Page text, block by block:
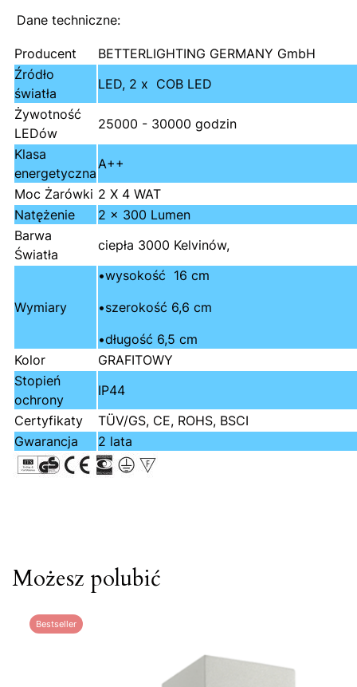
Dane techniczne:
Producent
BETTERLIGHTING GERMANY GmbH
Źródło
światła
LED, 2 x COB LED
Żywotność
LEDów
25000 - 30000 godzin
Klasa
energetyczna
A++
Moc Żarówki 2 X 4 WAT
Natężenie
2 x 300 Lumen
Barwa
Światła
ciepła 3000 Kelvinów,
Wymiary
•wysokość 16 cm
•szerokość 6,6 cm
•długość 6,5 cm
Kolor
GRAFITOWY
Stopień
ochrony
IP44
Certyfikaty
TÜV/GS, CE, ROHS, BSCI
Gwarancja
2 lata
Możesz polubić
Bestseller